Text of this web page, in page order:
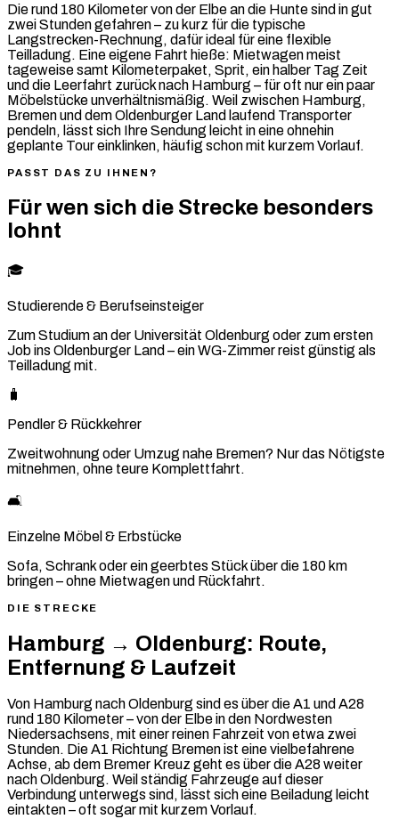
Die rund 180 Kilometer von der Elbe an die Hunte sind in gut
zwei Stunden gefahren – zu kurz für die typische
Langstrecken-Rechnung, dafür ideal für eine flexible
Teilladung. Eine eigene Fahrt hieße: Mietwagen meist
tageweise samt Kilometerpaket, Sprit, ein halber Tag Zeit
und die Leerfahrt zurück nach Hamburg – für oft nur ein paar
Möbelstücke unverhältnismäßig. Weil zwischen Hamburg,
Bremen und dem Oldenburger Land laufend Transporter
pendeln, lässt sich Ihre Sendung leicht in eine ohnehin
geplante Tour einklinken, häufig schon mit kurzem Vorlauf.
PASST DAS ZU IHNEN?
Für wen sich die Strecke besonders
lohnt
🎓
Studierende & Berufseinsteiger
Zum Studium an der Universität Oldenburg oder zum ersten
Job ins Oldenburger Land – ein WG-Zimmer reist günstig als
Teilladung mit.
🧳
Pendler & Rückkehrer
Zweitwohnung oder Umzug nahe Bremen? Nur das Nötigste
mitnehmen, ohne teure Komplettfahrt.
🛋️
Einzelne Möbel & Erbstücke
Sofa, Schrank oder ein geerbtes Stück über die 180 km
bringen – ohne Mietwagen und Rückfahrt.
DIE STRECKE
Hamburg → Oldenburg: Route,
Entfernung & Laufzeit
Von Hamburg nach Oldenburg sind es über die A1 und A28
rund 180 Kilometer – von der Elbe in den Nordwesten
Niedersachsens, mit einer reinen Fahrzeit von etwa zwei
Stunden. Die A1 Richtung Bremen ist eine vielbefahrene
Achse, ab dem Bremer Kreuz geht es über die A28 weiter
nach Oldenburg. Weil ständig Fahrzeuge auf dieser
Verbindung unterwegs sind, lässt sich eine Beiladung leicht
eintakten – oft sogar mit kurzem Vorlauf.